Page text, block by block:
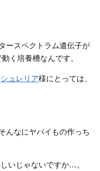
ースペクトラム遺伝子が
く培養槽なんです。
シュレリア様にとっては、
んなにヤバイもの作っち
いじゃないですか…。